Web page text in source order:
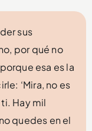
sus
por qué no
esa es la
‘Mira, no es
Hay mil
quedes en el